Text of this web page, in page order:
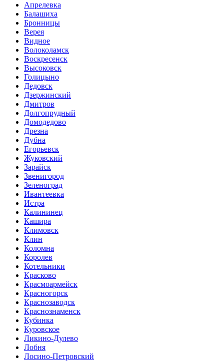
Апрелевка
Балашиха
Бронницы
Верея
Видное
Волоколамск
Воскресенск
Высоковск
Голицыно
Дедовск
Дзержинский
Дмитров
Долгопрудный
Домодедово
Дрезна
Дубна
Егорьевск
Жуковский
Зарайск
Звенигород
Зеленоград
Ивантеевка
Истра
Калининец
Кашира
Климовск
Клин
Коломна
Королев
Котельники
Красково
Красмоармейск
Красногорск
Краснозаводск
Краснознаменск
Кубинка
Куровское
Ликино-Дулево
Лобня
Лосино-Петровский